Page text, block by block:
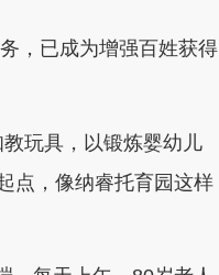
，已成为增强百姓获得
玩具，以锻炼婴幼儿
点，像纳睿托育园这样